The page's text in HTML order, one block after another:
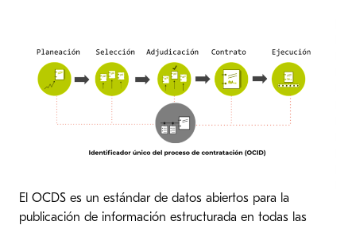
El OCDS es un estándar de datos abiertos para la
publicación de información estructurada en todas las